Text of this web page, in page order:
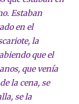
Estaban
en el
la
que el
que venía
la cena, se
se la